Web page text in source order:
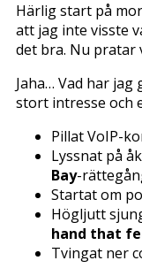
Härlig start på
att jag inte visste
det bra. Nu pratar
Jaha… Vad har
stort intresse och
Pillat VoIP-
Lyssnat på
Bay-
Startat om
Högljutt
hand that
Tvingat ner